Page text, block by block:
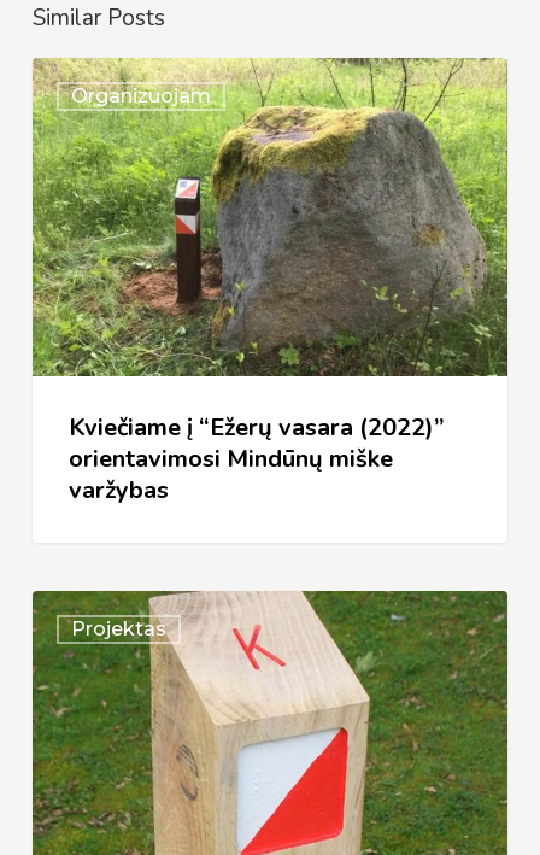
Similar Posts
Organizuojam
Kviečiame
į
“Ežerų
vasara
(2022)”
orientavimosi
Mindūnų
miške
varžybas
Kviečiame į “Ežerų vasara (2022)”
orientavimosi Mindūnų miške
varžybas
Projektas
Pradedame
vykdyti
stacionarių
orientavimosi
trasų
įrengimo
projektą